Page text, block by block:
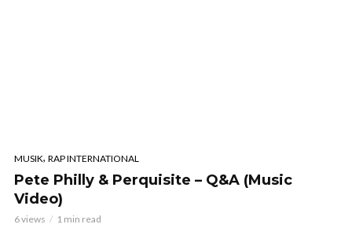
MUSIK, RAP INTERNATIONAL
Pete Philly & Perquisite – Q&A (Music
Video)
6 views 1 min read